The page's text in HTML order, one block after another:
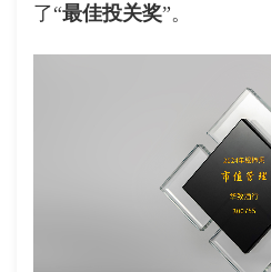
了“最佳投关奖”。